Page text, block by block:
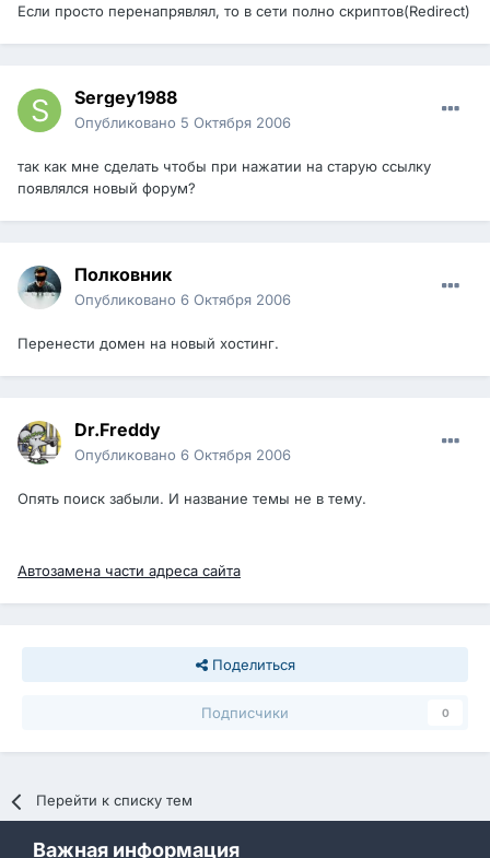
Если просто перенапрявлял, то в сети полно скриптов(Redirect)
Sergey1988
Опубликовано 5 Октября 2006
так как мне сделать чтобы при нажатии на старую ссылку
появлялся новый форум?
Полковник
Опубликовано 6 Октября 2006
Перенести домен на новый хостинг.
Dr.Freddy
Опубликовано 6 Октября 2006
Опять поиск забыли. И название темы не в тему.
Автозамена части адреса сайта
Поделиться
Подписчики 0
Перейти к списку тем
Важная информация